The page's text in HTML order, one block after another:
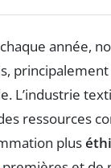
année,
L’industrie
ressources
plus